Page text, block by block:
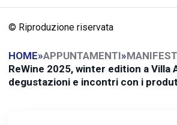
© Riproduzione riservata
HOME»APPUNTAMENTI»
ReWine 2025, winter edition a Villa
degustazioni e incontri con i